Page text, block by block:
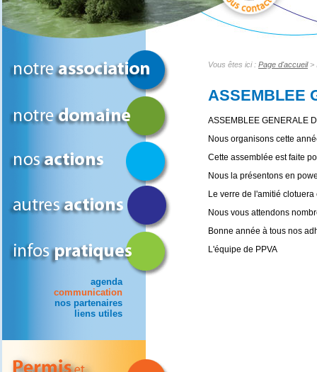
agenda
communication
nos partenaires
liens utiles
Vous êtes ici : Page d'accueil>
ASSEMBLEE
ASSEMBLEE GENERALE
Nous organisons cette
Cette assemblée est faite
Nous la présentons en
Le verre de l'amitié
Nous vous attendons
Bonne année à tous nos
L'équipe de PPVA